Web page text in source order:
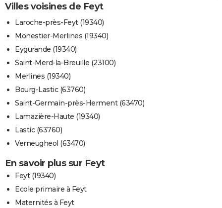
Villes voisines de Feyt
Laroche-près-Feyt (19340)
Monestier-Merlines (19340)
Eygurande (19340)
Saint-Merd-la-Breuille (23100)
Merlines (19340)
Bourg-Lastic (63760)
Saint-Germain-près-Herment (63470)
Lamazière-Haute (19340)
Lastic (63760)
Verneugheol (63470)
En savoir plus sur Feyt
Feyt (19340)
Ecole primaire à Feyt
Maternités à Feyt